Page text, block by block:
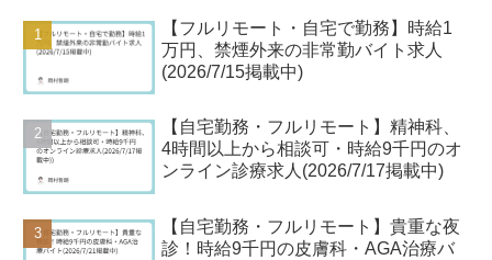
【フルリモート・自宅で勤務】時給1
万円、禁煙外来の非常勤バイト求人
(2026/7/15掲載中)
【自宅勤務・フルリモート】精神科、
4時間以上から相談可・時給9千円のオ
ンライン診療求人(2026/7/17掲載中)
【自宅勤務・フルリモート】貴重な夜
診！時給9千円の皮膚科・AGA治療バ